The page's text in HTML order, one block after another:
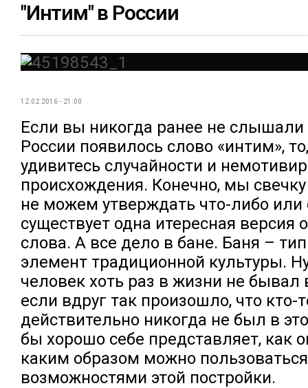
"Интим" в России
12.02.2016 - 21:00
Если вы никогда ранее не слышали
России появилось слово «интим»,
удивитесь случайности и
происхождения. Конечно, мы
не можем утверждать что-либо или
существует одна итересная версия
слова. А все дело в бане. Баня –
элемент традиционной культуры.
человек хоть раз в жизни не бывал
если вдруг так произошло, что кто-
действительно никогда не был в
бы хорошо себе представляет, как
каким образом можно пользоваться
возможностями этой постройки.